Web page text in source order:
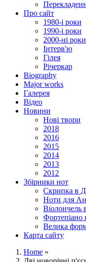
Про сайт
1980-і роки
1990-і роки
2000-ні роки
Інтерв'ю
Гілея
Річеркар
Biography
Major works
Галерея
Відео
Новини
Нові твори
2018
2016
2015
2014
2013
2012
Збірники нот
Скрипка в
Ноти для
Велика
Карта сайту
Home »